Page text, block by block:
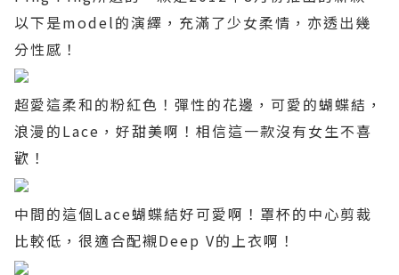
以下是model的演繹，充滿了少女柔情，亦透出幾
分性感！
超愛這柔和的粉紅色！彈性的花邊，可愛的蝴蝶結，
浪漫的Lace ，好甜美啊！相信這一款沒有女生不喜
歡！
中間的這個Lace蝴蝶結好可愛啊！罩杯的中心剪裁
比較低，很適合配襯Deep V的上衣啊！